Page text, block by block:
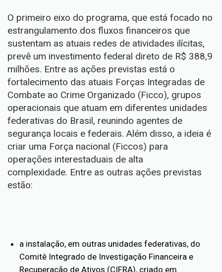
O primeiro eixo do programa, que está focado no
estrangulamento dos fluxos financeiros que
sustentam as atuais redes de atividades ilícitas,
prevê um investimento federal direto de R$ 388,9
milhões. Entre as ações previstas está o
fortalecimento das atuais Forças Integradas de
Combate ao Crime Organizado (Ficco), grupos
operacionais que atuam em diferentes unidades
federativas do Brasil, reunindo agentes de
segurança locais e federais. Além disso, a ideia é
criar uma Força nacional (Ficcos) para
operações interestaduais de alta
complexidade. Entre as outras ações previstas
estão:
a instalação, em outras unidades federativas, do
Comitê Integrado de Investigação Financeira e
Recuperação de Ativos (CIFRA), criado em